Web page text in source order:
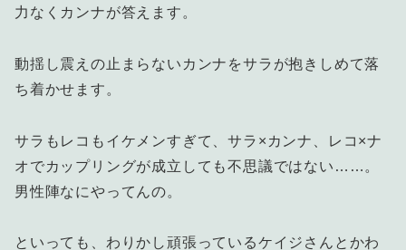
力なくカンナが答えます。
動揺し震えの止まらないカンナをサラが抱きしめて落
ち着かせます。
サラもレコもイケメンすぎて、サラ×カンナ、レコ×ナ
オでカップリングが成立しても不思議ではない……。
男性陣なにやってんの。
といっても、わりかし頑張っているケイジさんとかわ